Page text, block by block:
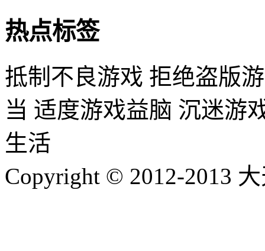
热点标签
抵制不良游戏 拒绝盗版
当 适度游戏益脑 沉迷游
生活
Copyright © 2012-2013